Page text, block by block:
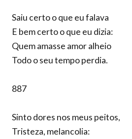
Saiu certo o que eu falava
E bem certo o que eu dizia:
Quem amasse amor alheio
Todo o seu tempo perdia.
887
Sinto dores nos meus peitos,
Tristeza, melancolia: